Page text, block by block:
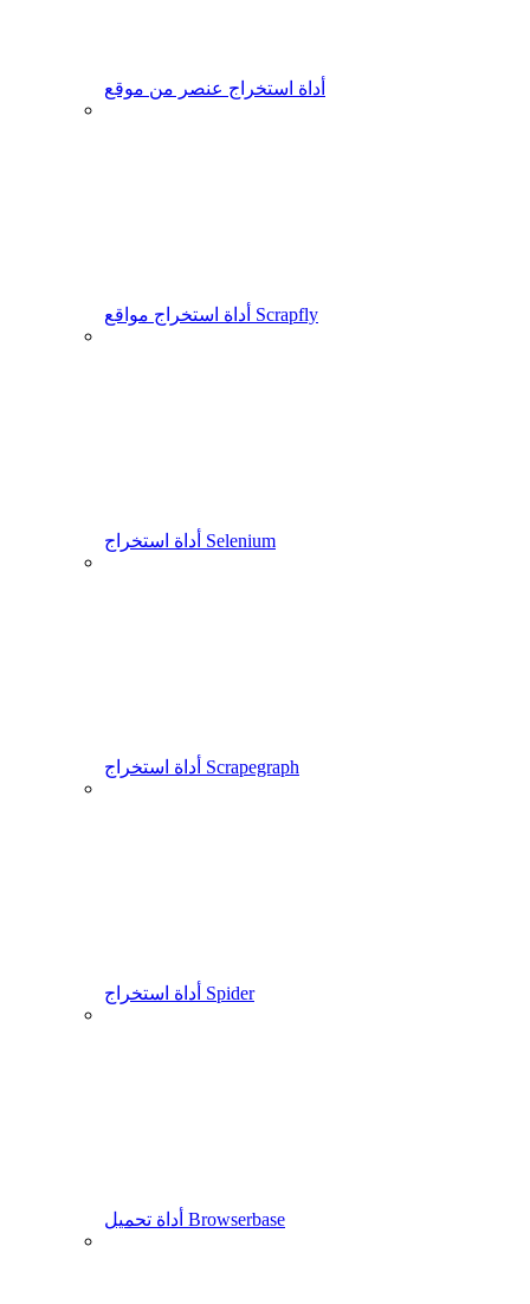
أداة استخراج عنصر من موقع
أداة استخراج مواقع Scrapfly
أداة استخراج Selenium
أداة استخراج Scrapegraph
أداة استخراج Spider
أداة تحميل Browserbase